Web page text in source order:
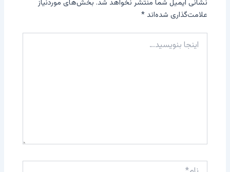
نشانی ایمیل شما منتشر نخواهد شد. بخش‌های موردنیاز
علامت‌گذاری شده‌اند*
بنویسید…
نام*